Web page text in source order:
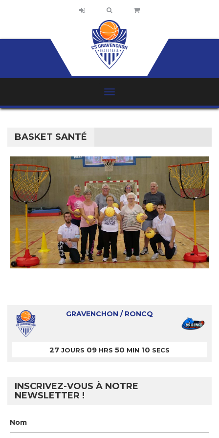
BASKET SANTÉ
GRAVENCHON / RONCQ
27 JOURS 09 HRS 50 MIN 10 SECS
INSCRIVEZ-VOUS À NOTRE
NEWSLETTER !
Nom